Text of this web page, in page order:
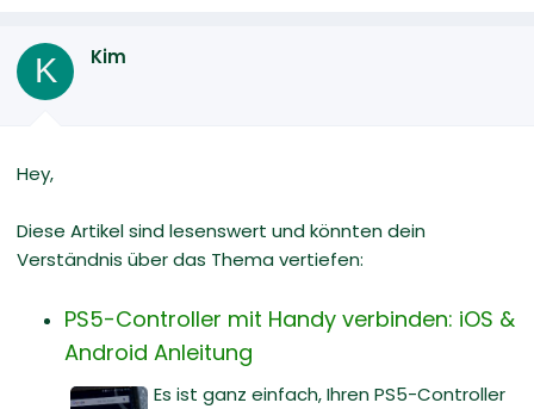
K Kim
Hey,
Diese Artikel sind lesenswert und könnten dein
Verständnis über das Thema vertiefen:
PS5-Controller mit Handy verbinden: iOS &
Android Anleitung
Es ist ganz einfach, Ihren PS5-Controller